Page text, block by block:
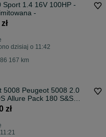
Sport 1.4 16V 100HP -
-
dzisiaj o 11:42
167 km
5008 Peugeot 5008 2.0
Allure Pack 180 S&S
F-VAT 23%
zł